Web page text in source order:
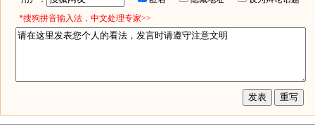
*搜狗拼音输入法，中文处理专家>>